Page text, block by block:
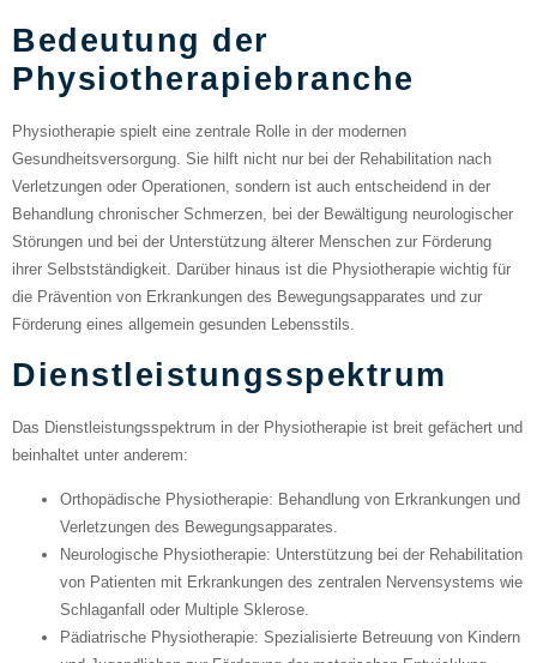
Bedeutung der
Physiotherapiebranche
Physiotherapie spielt eine zentrale Rolle in der modernen
Gesundheitsversorgung. Sie hilft nicht nur bei der Rehabilitation nach
Verletzungen oder Operationen, sondern ist auch entscheidend in der
Behandlung chronischer Schmerzen, bei der Bewältigung neurologischer
Störungen und bei der Unterstützung älterer Menschen zur Förderung
ihrer Selbstständigkeit. Darüber hinaus ist die Physiotherapie wichtig für
die Prävention von Erkrankungen des Bewegungsapparates und zur
Förderung eines allgemein gesunden Lebensstils.
Dienstleistungsspektrum
Das Dienstleistungsspektrum in der Physiotherapie ist breit gefächert und
beinhaltet unter anderem:
Orthopädische Physiotherapie: Behandlung von Erkrankungen und
Verletzungen des Bewegungsapparates.
Neurologische Physiotherapie: Unterstützung bei der Rehabilitation
von Patienten mit Erkrankungen des zentralen Nervensystems wie
Schlaganfall oder Multiple Sklerose.
Pädiatrische Physiotherapie: Spezialisierte Betreuung von Kindern